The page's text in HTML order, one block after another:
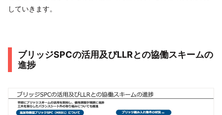
していきます。
ブリッジSPCの活用及びLLRとの協働スキームの
進捗